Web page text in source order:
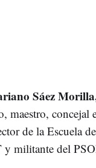
Sáez
maestro, concejal
de la Escuela
y militante del